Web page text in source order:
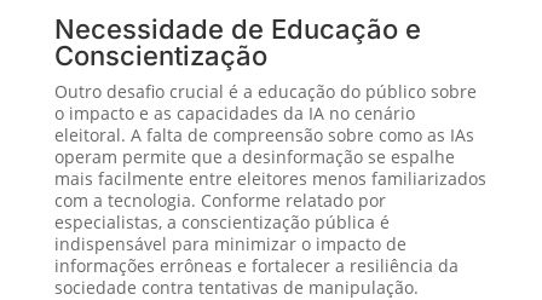
Necessidade de Educação e
Conscientização
Outro desafio crucial é a educação do público sobre
o impacto e as capacidades da IA no cenário
eleitoral. A falta de compreensão sobre como as IAs
operam permite que a desinformação se espalhe
mais facilmente entre eleitores menos familiarizados
com a tecnologia. Conforme relatado por
especialistas, a conscientização pública é
indispensável para minimizar o impacto de
informações errôneas e fortalecer a resiliência da
sociedade contra tentativas de manipulação.